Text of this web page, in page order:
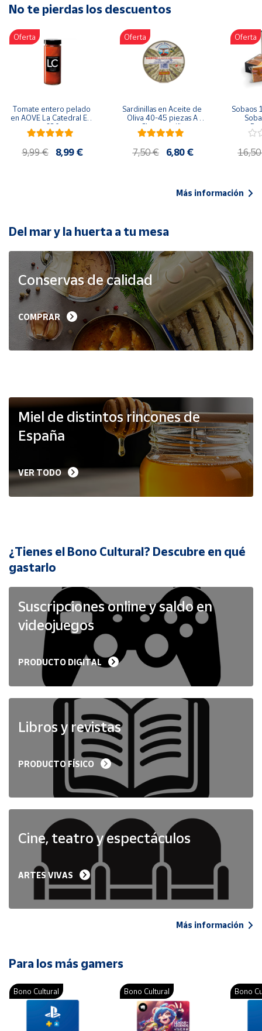
Artesanía
Oficina y
Papelería
Para Canarias,
Ceuta y Melilla
populares
Bono
Cultural
de Correos
Market
Productos
Solidarios
Ayuda
Vendedores
Mapa de
Hazte
vendedor
Cuenta
Ubicación
Península
Baleares
Melilla
No te pierdas los descuentos
Oferta
Tomate entero pelado
en AOVE La Catedral ER-
630
9,99 € 8,99 €
Oferta
Sardinillas en Aceite de
Oliva 40-45 piezas A
Churrusquiña
7,50 € 6,80 €
Oferta
Sobaos
Más información
Del mar y la huerta a tu mesa
Conservas de calidad
COMPRAR
Miel de distintos rincones de
España
VER TODO
¿Tienes el Bono Cultural? Descubre en qué
gastarlo
Suscripciones online y saldo en
videojuegos
PRODUCTO DIGITAL
Libros y revistas
PRODUCTO FÍSICO
Cine, teatro y espectáculos
ARTES VIVAS
Más información
Para los más gamers
Bono Cultural Bono Cultural Bono